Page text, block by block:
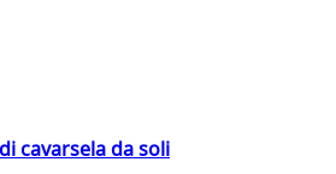
cavarsela da soli